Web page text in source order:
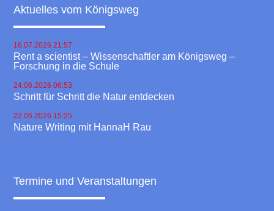
Aktuelles vom Königsweg
16.07.2026 21:57
Rent a scientist – Wissenschaftler am Königsweg –
Forschung in die Schule
24.06.2026 06:53
Schritt für Schritt die Natur entdecken
22.06.2026 15:25
Nature Writing mit HannaH Rau
Termine und Veranstaltungen